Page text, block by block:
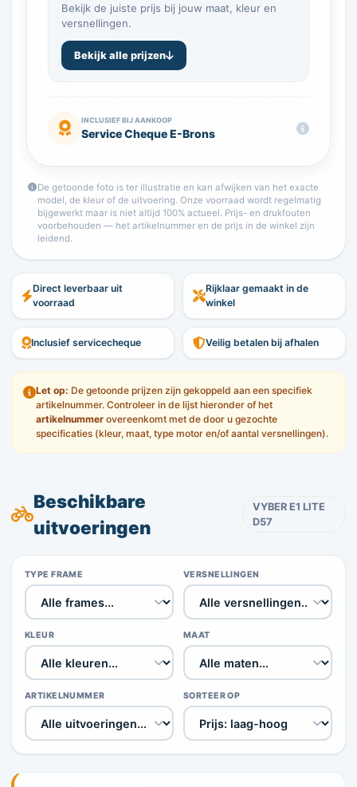
Bekijk de juiste prijs bij jouw maat, kleur en
versnellingen.
Bekijk alle prijzen
INCLUSIEF BIJ AANKOOP
Service Cheque E-Brons
De getoonde foto is ter illustratie en kan afwijken van het exacte
model, de kleur of de uitvoering. Onze voorraad wordt regelmatig
bijgewerkt maar is niet altijd 100% actueel. Prijs- en drukfouten
voorbehouden — het artikelnummer en de prijs in de winkel zijn
leidend.
Direct leverbaar uit
voorraad
Rijklaar gemaakt in de
winkel
Inclusief servicecheque Veilig betalen bij afhalen
Let op: De getoonde prijzen zijn gekoppeld aan een specifiek
artikelnummer. Controleer in de lijst hieronder of het
artikelnummer overeenkomt met de door u gezochte
specificaties (kleur, maat, type motor en/of aantal versnellingen).
Beschikbare
uitvoeringen
VYBER E1 LITE
D57
TYPE FRAME VERSNELLINGEN
KLEUR MAAT
ARTIKELNUMMER SORTEER OP